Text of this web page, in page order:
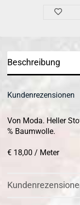
Beschreibung
Kundenrezensionen
Von Moda. Heller
% Baumwolle.
€ 18,00 / Meter